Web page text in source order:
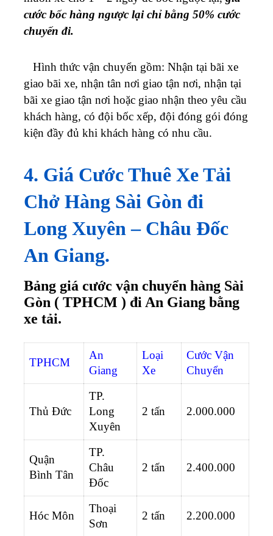
cước bốc hàng ngược lại chỉ bằng 50% cước
chuyến đi.
Hình thức vận chuyển gồm: Nhận tại bãi xe
giao bãi xe, nhận tân nơi giao tận nơi, nhận tại
bãi xe giao tận nơi hoặc giao nhận theo yêu cầu
khách hàng, có đội bốc xếp, đội đóng gói đóng
kiện đầy đủ khi khách hàng có nhu cầu.
4. Giá Cước Thuê Xe Tải
Chở Hàng Sài Gòn đi
Long Xuyên – Châu Đốc
An Giang.
Bảng giá cước vận chuyển hàng Sài
Gòn ( TPHCM ) đi An Giang bằng
xe tải.
TPHCM
An
Giang
Loại
Xe
Cước Vận
Chuyển
Thủ Đức
TP.
Long
Xuyên
2 tấn 2.000.000
Quận
Bình Tân
TP.
Châu
Đốc
2 tấn 2.400.000
Hóc Môn
Thoại
Sơn
2 tấn 2.200.000